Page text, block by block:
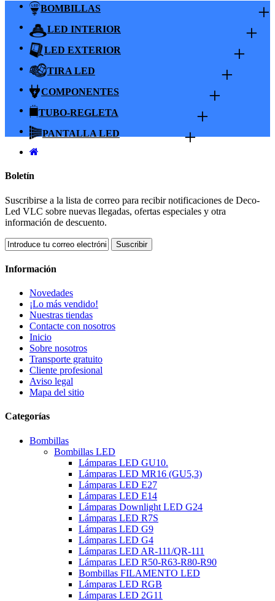
BOMBILLAS +
LED INTERIOR +
LED EXTERIOR +
TIRA LED +
COMPONENTES +
TUBO-REGLETA +
PANTALLA LED +
Boletín
Suscribirse a la lista de correo para recibir notificaciones de Deco-
Led VLC sobre nuevas llegadas, ofertas especiales y otra
información de descuento.
Suscribir
Información
Novedades
¡Lo más vendido!
Nuestras tiendas
Contacte con nosotros
Inicio
Sobre nosotros
Transporte gratuito
Cliente profesional
Aviso legal
Mapa del sitio
Categorías
Bombillas
Bombillas LED
Lámparas LED GU10.
Lámparas LED MR16 (GU5,3)
Lámparas LED E27
Lámparas LED E14
Lámparas Downlight LED G24
Lámparas LED R7S
Lámparas LED G9
Lámparas LED G4
Lámparas LED AR-111/QR-111
Lámparas LED R50-R63-R80-R90
Bombillas FILAMENTO LED
Lámparas LED RGB
Lámparas LED 2G11